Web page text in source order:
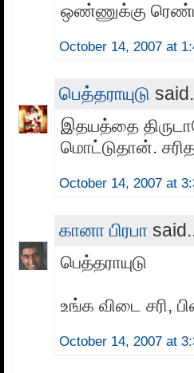
ஒண்ணுக்கு ரெண்டா
October 14, 2007 at
பெத்தராயுடு
இதயத்தை
மொட்டுதான்.
October 14, 2007 at
கானா பிரபா
பெத்தராயுடு
உங்க விடை சரி,
October 14, 2007 at